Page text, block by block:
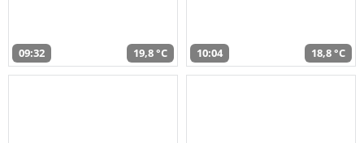
09:32 19,8 °C 10:04 18,8 °C